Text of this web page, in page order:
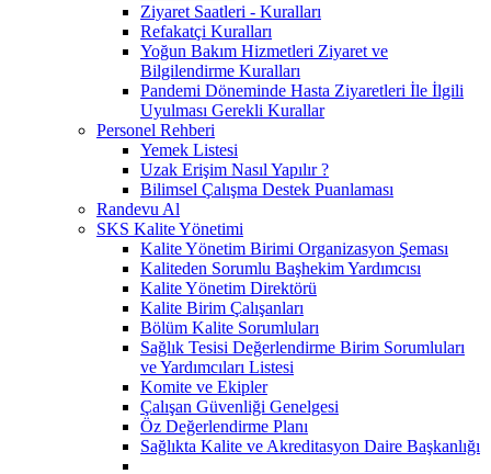
Ziyaret Saatleri - Kuralları
Refakatçi Kuralları
Yoğun Bakım Hizmetleri Ziyaret ve
Bilgilendirme Kuralları
Pandemi Döneminde Hasta Ziyaretleri İle İlgili
Uyulması Gerekli Kurallar
Personel Rehberi
Yemek Listesi
Uzak Erişim Nasıl Yapılır ?
Bilimsel Çalışma Destek Puanlaması
Randevu Al
SKS Kalite Yönetimi
Kalite Yönetim Birimi Organizasyon Şeması
Kaliteden Sorumlu Başhekim Yardımcısı
Kalite Yönetim Direktörü
Kalite Birim Çalışanları
Bölüm Kalite Sorumluları
Sağlık Tesisi Değerlendirme Birim Sorumluları
ve Yardımcıları Listesi
Komite ve Ekipler
Çalışan Güvenliği Genelgesi
Öz Değerlendirme Planı
Sağlıkta Kalite ve Akreditasyon Daire Başkanlığı